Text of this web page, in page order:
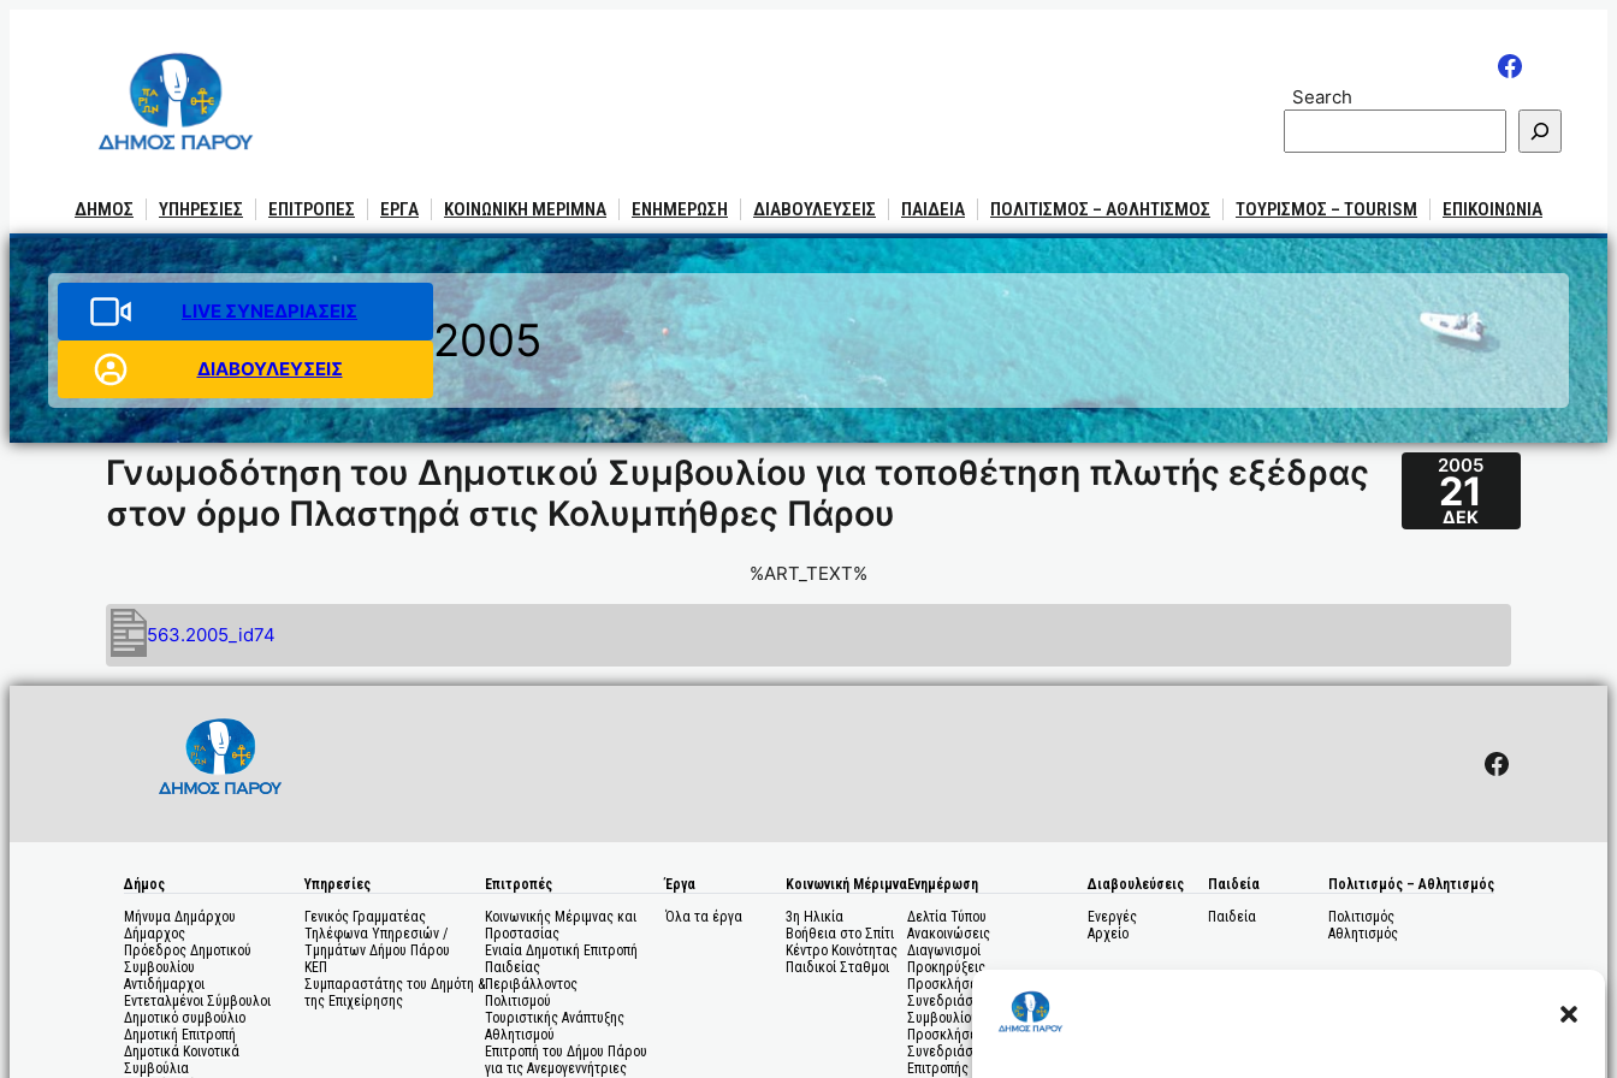
Search
ΔΗΜΟΣ ΥΠΗΡΕΣΙΕΣ ΕΠΙΤΡΟΠΕΣ ΕΡΓΑ ΚΟΙΝΩΝΙΚΗ ΜΕΡΙΜΝΑ ΕΝΗΜΕΡΩΣΗ ΔΙΑΒΟΥΛΕΥΣΕΙΣ ΠΑΙΔΕΙΑ ΠΟΛΙΤΙΣΜΟΣ – ΑΘΛΗΤΙΣΜΟΣ ΤΟΥΡΙΣΜΟΣ – TOURISM ΕΠΙΚΟΙΝΩΝΙΑ
LIVE ΣΥΝΕΔΡΙΑΣΕΙΣ
ΔΙΑΒΟΥΛΕΥΣΕΙΣ
2005
Γνωμοδότηση του Δημοτικού Συμβουλίου για τοποθέτηση πλωτής εξέδρας
στον όρμο Πλαστηρά στις Κολυμπήθρες Πάρου
2005
21
ΔΕΚ
%ART_TEXT%
563.2005_id74
Facebook
Δήμος
Μήνυμα Δημάρχου
Δήμαρχος
Πρόεδρος Δημοτικού
Συμβουλίου
Αντιδήμαρχοι
Εντεταλμένοι Σύμβουλοι
Δημοτικό συμβούλιο
Δημοτική Επιτροπή
Δημοτικά Κοινοτικά
Συμβούλια
Υπηρεσίες
Γενικός Γραμματέας
Τηλέφωνα Υπηρεσιών /
Τμημάτων Δήμου Πάρου
ΚΕΠ
Συμπαραστάτης του Δημότη &
της Επιχείρησης
Επιτροπές
Κοινωνικής Μέριμνας και
Προστασίας
Ενιαία Δημοτική Επιτροπή
Παιδείας
Περιβάλλοντος
Πολιτισμού
Τουριστικής Ανάπτυξης
Αθλητισμού
Επιτροπή του Δήμου Πάρου
για τις Ανεμογεννήτριες
Έργα
Όλα τα έργα
Κοινωνική Μέριμνα
3η Ηλικία
Βοήθεια στο Σπίτι
Κέντρο Κοινότητας
Παιδικοί Σταθμοι
Ενημέρωση
Δελτία Τύπου
Ανακοινώσεις
Διαγωνισμοί
Προκηρύξεις
Προσκλήσεις σε
Συνεδριάσεις Δημοτικού
Συμβουλίου
Προσκλήσεις σε
Συνεδριάσεις Δημοτικής
Επιτροπής
Διαβουλεύσεις
Ενεργές
Αρχείο
Παιδεία
Παιδεία
Πολιτισμός – Αθλητισμός
Πολιτισμός
Αθλητισμός